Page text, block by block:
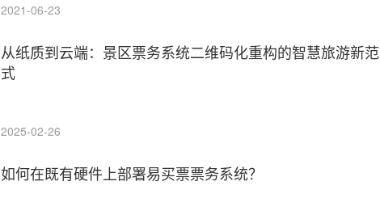
2021-06-23
从纸质到云端：景区票务系统二维码化重构的智慧旅游新范
式
2025-02-26
如何在既有硬件上部署易买票票务系统？